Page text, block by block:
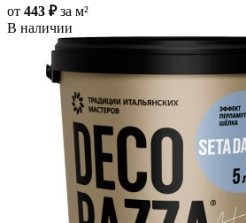
от 443 ₽за м²
В наличии